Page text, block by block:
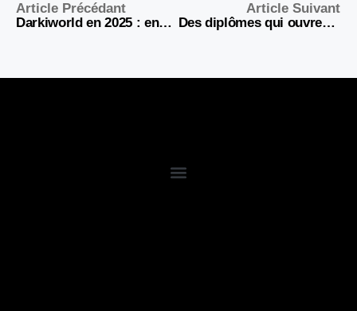
Article Précédant
Darkiworld en 2025 : encore vivant ou définitivement bloqué ?
Article Suivant
Des diplômes qui ouvrent les portes du succès